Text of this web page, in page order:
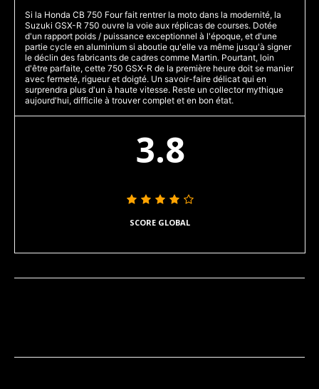
Si la Honda CB 750 Four fait rentrer la moto dans la modernité, la
Suzuki GSX-R 750 ouvre la voie aux réplicas de courses. Dotée
d'un rapport poids / puissance exceptionnel à l'époque, et d'une
partie cycle en aluminium si aboutie qu'elle va même jusqu'à signer
le déclin des fabricants de cadres comme Martin. Pourtant, loin
d'être parfaite, cette 750 GSX-R de la première heure doit se manier
avec fermeté, rigueur et doigté. Un savoir-faire délicat qui en
surprendra plus d'un à haute vitesse. Reste un collector mythique
aujourd'hui, difficile à trouver complet et en bon état.
3.8
SCORE GLOBAL